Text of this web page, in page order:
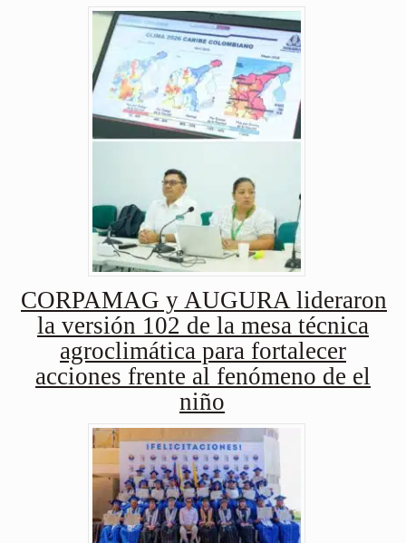
CORPAMAG y AUGURA lideraron
la versión 102 de la mesa técnica
agroclimática para fortalecer
acciones frente al fenómeno de el
niño